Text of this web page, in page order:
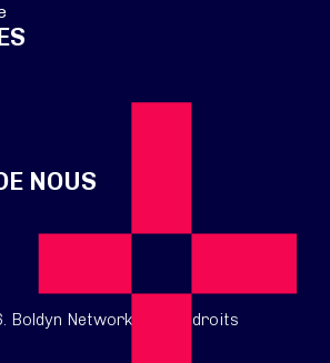
NOUS
Boldyn Networks. Tous droits